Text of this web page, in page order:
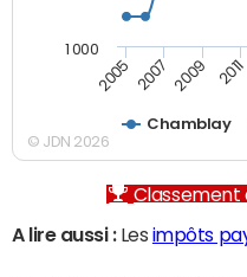
Chamblay
2005 2007 2009 2011
1 000
© JDN 2026
Classement
A lire aussi :Les impôts